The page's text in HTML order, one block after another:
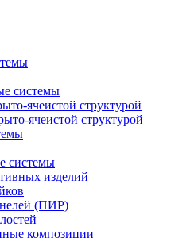
системы
ячеистой структурой
ячеистой структурой
системы
изделий
(ПИР)
композиции